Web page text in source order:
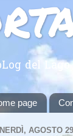
del
page
AGOSTO